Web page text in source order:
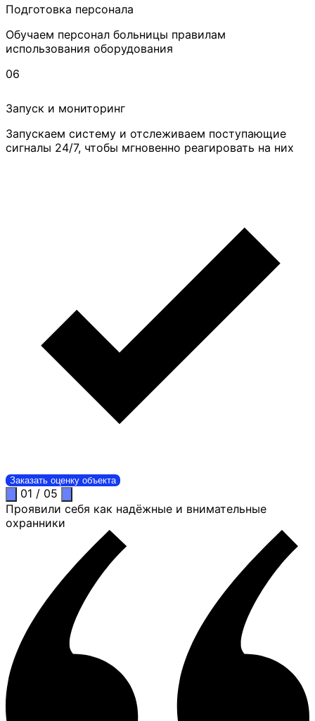
Подготовка персонала
Обучаем персонал больницы правилам
использования оборудования
06
Запуск и мониторинг
Запускаем систему и отслеживаем поступающие
сигналы 24/7, чтобы мгновенно реагировать на них
Заказать оценку объекта
01 / 05
Проявили себя как надёжные и внимательные
охранники